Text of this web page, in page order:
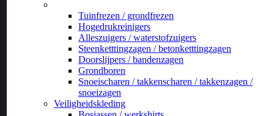
Tuinfrezen / grondfrezen
Hogedrukreinigers
Alleszuigers / waterstofzuigers
Steenketttingzagen / betonketttingzagen
Doorslijpers / bandenzagen
Grondboren
Snoeischaren / takkenscharen / takkenzagen /
snoeizagen
Veiligheidskleding